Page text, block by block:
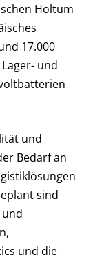
Holtum
17.000
und
und
Bedarf an
sind
und die